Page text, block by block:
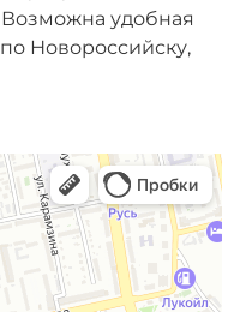
удобная
Новороссийску,